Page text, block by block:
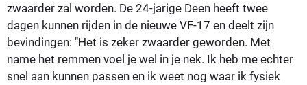
zwaarder zal worden. De 24-jarige Deen heeft twee
dagen kunnen rijden in de nieuwe VF-17 en deelt zijn
bevindingen: "Het is zeker zwaarder geworden. Met
name het remmen voel je wel in je nek. Ik heb me echter
snel aan kunnen passen en ik weet nog waar ik fysiek